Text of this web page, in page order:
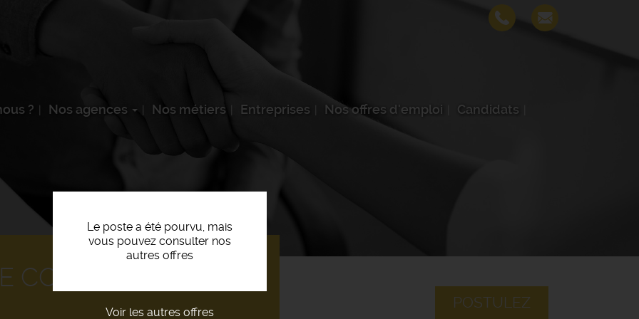
? Nos agences Nos métiers Entreprises Nos offres d'emploi Candidats
Le poste a été pourvu, mais
vous pouvez consulter nos
autres offres
Voir les autres offres
POSTULEZ
COMMANDES (F/H)